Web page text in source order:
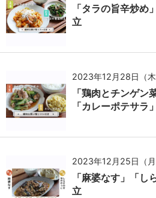
「タラの旨辛炒め
立
2023年12月28日（木
「鶏肉とチンゲン
「カレーポテサラ
2023年12月25日（月
「麻婆なす」「し
立